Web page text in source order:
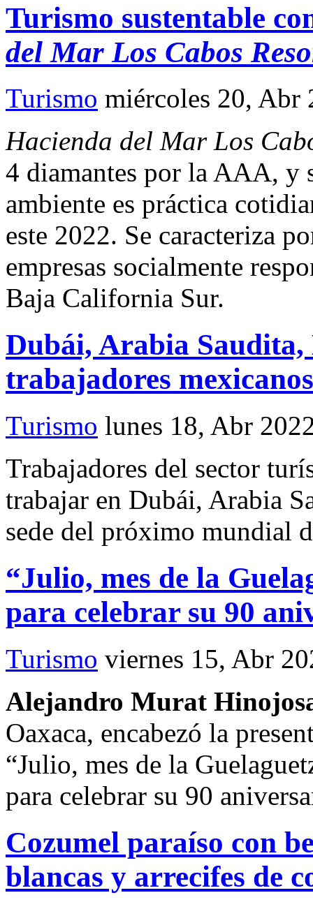
Turismo sustentable
del Mar Los Cabos
Turismo miércoles 20, Abr
Hacienda del Mar Los
4 diamantes por la AAA, y
ambiente es práctica
este 2022. Se caracteriza
empresas socialmente
Baja California Sur.
Dubái, Arabia
trabajadores
Turismo lunes 18, Abr
Trabajadores del sector
trabajar en Dubái, Arabia
sede del próximo mundial
“Julio, mes de la
para celebrar su 90
Turismo viernes 15, Abr
Alejandro Murat
Oaxaca, encabezó la
“Julio, mes de la
para celebrar su 90
Cozumel paraíso con
blancas y arrecifes de